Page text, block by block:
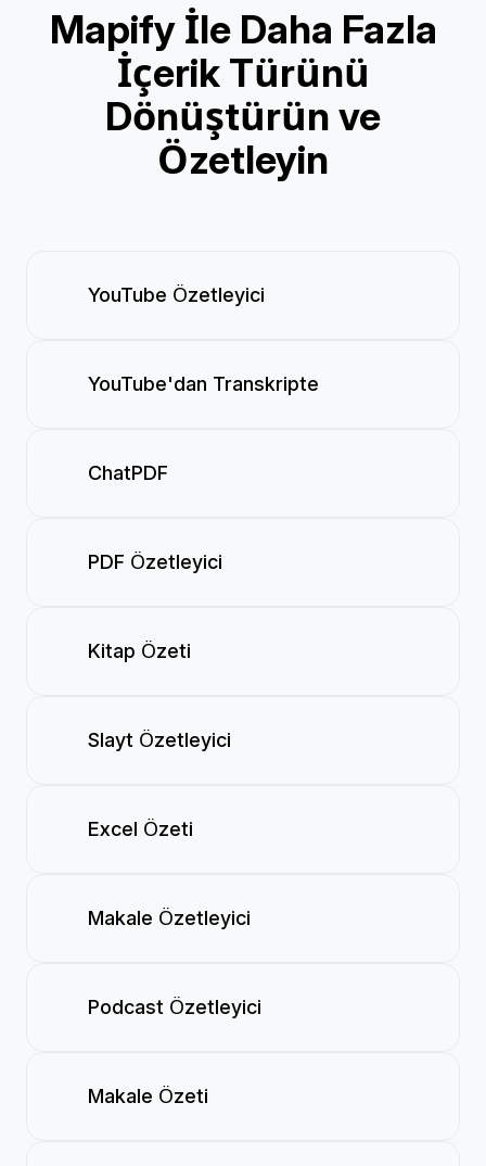
Mapify İle Daha Fazla
İçerik Türünü
Dönüştürün ve
Özetleyin
YouTube Özetleyici
YouTube'dan Transkripte
ChatPDF
PDF Özetleyici
Kitap Özeti
Slayt Özetleyici
Excel Özeti
Makale Özetleyici
Podcast Özetleyici
Makale Özeti